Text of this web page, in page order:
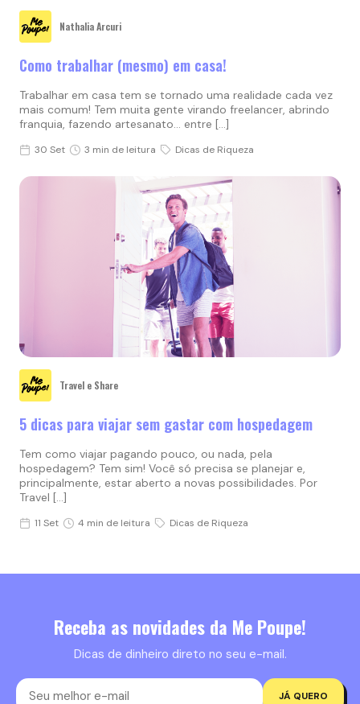
Nathalia Arcuri
Como trabalhar (mesmo) em casa!
Trabalhar em casa tem se tornado uma realidade cada vez
mais comum! Tem muita gente virando freelancer, abrindo
franquia, fazendo artesanato… entre […]
30 Set 3 min de leitura Dicas de Riqueza
Travel e Share
5 dicas para viajar sem gastar com hospedagem
Tem como viajar pagando pouco, ou nada, pela
hospedagem? Tem sim! Você só precisa se planejar e,
principalmente, estar aberto a novas possibilidades. Por
Travel […]
11 Set 4 min de leitura Dicas de Riqueza
Receba as novidades da Me Poupe!
Dicas de dinheiro direto no seu e-mail.
JÁ QUERO